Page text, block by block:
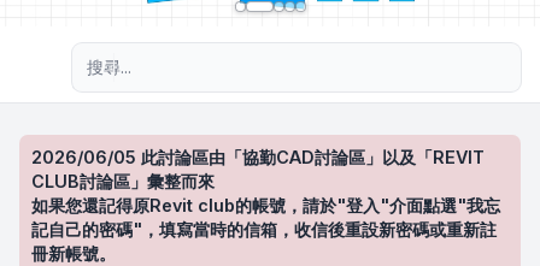
2026/06/05 此討論區由「協勤CAD討論區」以及「REVIT
CLUB討論區」彙整而來
如果您還記得原Revit club的帳號，請於"登入"介面點選"我忘
記自己的密碼"，填寫當時的信箱，收信後重設新密碼或重新註
冊新帳號。